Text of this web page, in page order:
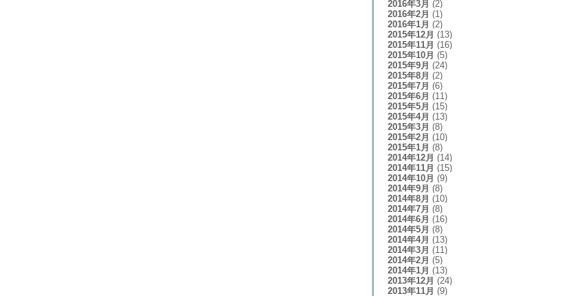
2016年3月 (2)
2016年2月 (1)
2016年1月 (2)
2015年12月 (13)
2015年11月 (16)
2015年10月 (5)
2015年9月 (24)
2015年8月 (2)
2015年7月 (6)
2015年6月 (11)
2015年5月 (15)
2015年4月 (13)
2015年3月 (8)
2015年2月 (10)
2015年1月 (8)
2014年12月 (14)
2014年11月 (15)
2014年10月 (9)
2014年9月 (8)
2014年8月 (10)
2014年7月 (8)
2014年6月 (16)
2014年5月 (8)
2014年4月 (13)
2014年3月 (11)
2014年2月 (5)
2014年1月 (13)
2013年12月 (24)
2013年11月 (9)